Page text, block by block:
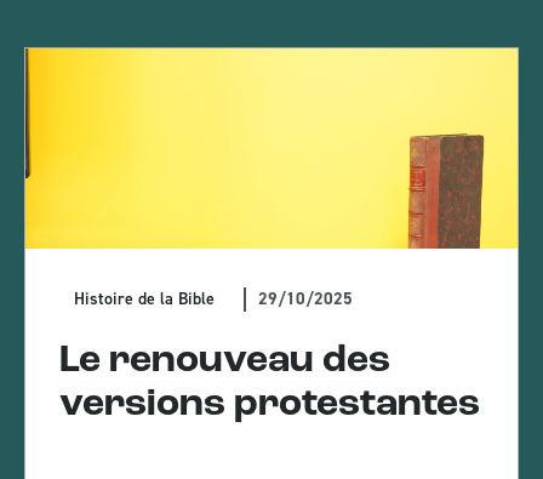
Histoire de la Bible 29/10/2025
Le renouveau des
versions protestantes